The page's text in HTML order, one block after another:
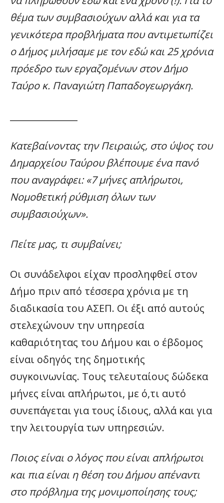
θέμα των συμβασιούχων αλλά και για τα
γενικότερα προβλήματα που αντιμετωπίζει
ο Δήμος μιλήσαμε με τον εδώ και 25 χρόνια
πρόεδρο των εργαζομένων στον Δήμο
Ταύρο κ. Παναγιώτη Παπαδογεωργάκη.
Κατεβαίνοντας την Πειραιώς, στο ύψος του
Δημαρχείου Ταύρου βλέπουμε ένα πανό
που αναγράφει: «7 μήνες απλήρωτοι,
Νομοθετική ρύθμιση όλων των
συμβασιούχων».
Πείτε μας, τι συμβαίνει;
Οι συνάδελφοι είχαν προσληφθεί στον
Δήμο πριν από τέσσερα χρόνια με τη
διαδικασία του ΑΣΕΠ. Οι έξι από αυτούς
στελεχώνουν την υπηρεσία
καθαριότητας του Δήμου και ο έβδομος
είναι οδηγός της δημοτικής
συγκοινωνίας. Τους τελευταίους δώδεκα
μήνες είναι απλήρωτοι, με ό,τι αυτό
συνεπάγεται για τους ίδιους, αλλά και για
την λειτουργία των υπηρεσιών.
Ποιος είναι ο λόγος που είναι απλήρωτοι
και πια είναι η θέση του Δήμου απέναντι
στο πρόβλημα της μονιμοποίησης τους;